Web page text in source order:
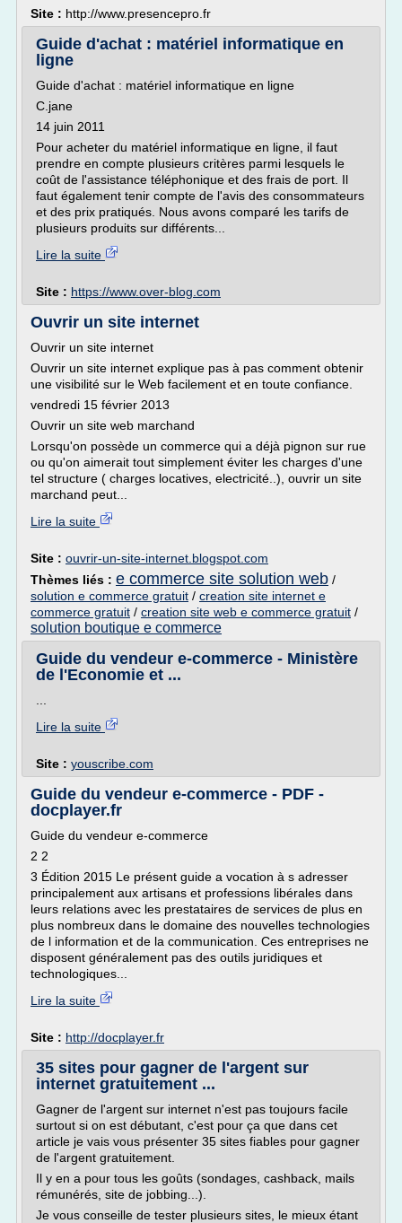
Site : http://www.presencepro.fr
Guide d'achat : matériel informatique en
ligne
Guide d'achat : matériel informatique en ligne
C.jane
14 juin 2011
Pour acheter du matériel informatique en ligne, il faut
prendre en compte plusieurs critères parmi lesquels le
coût de l'assistance téléphonique et des frais de port. Il
faut également tenir compte de l'avis des consommateurs
et des prix pratiqués. Nous avons comparé les tarifs de
plusieurs produits sur différents...
Lire la suite
Site : https://www.over-blog.com
Ouvrir un site internet
Ouvrir un site internet
Ouvrir un site internet explique pas à pas comment obtenir
une visibilité sur le Web facilement et en toute confiance.
vendredi 15 février 2013
Ouvrir un site web marchand
Lorsqu'on possède un commerce qui a déjà pignon sur rue
ou qu'on aimerait tout simplement éviter les charges d'une
tel structure ( charges locatives, electricité..), ouvrir un site
marchand peut...
Lire la suite
Site : ouvrir-un-site-internet.blogspot.com
Thèmes liés : e commerce site solution web /
solution e commerce gratuit / creation site internet e
commerce gratuit / creation site web e commerce gratuit /
solution boutique e commerce
Guide du vendeur e-commerce - Ministère
de l'Economie et ...
Lire la suite
Site : youscribe.com
Guide du vendeur e-commerce - PDF -
docplayer.fr
Guide du vendeur e-commerce
2 2
3 Édition 2015 Le présent guide a vocation à s adresser
principalement aux artisans et professions libérales dans
leurs relations avec les prestataires de services de plus en
plus nombreux dans le domaine des nouvelles technologies
de l information et de la communication. Ces entreprises ne
disposent généralement pas des outils juridiques et
technologiques...
Lire la suite
Site : http://docplayer.fr
35 sites pour gagner de l'argent sur
internet gratuitement ...
Gagner de l'argent sur internet n'est pas toujours facile
surtout si on est débutant, c'est pour ça que dans cet
article je vais vous présenter 35 sites fiables pour gagner
de l'argent gratuitement.
Il y en a pour tous les goûts (sondages, cashback, mails
rémunérés, site de jobbing...).
Je vous conseille de tester plusieurs sites, le mieux étant